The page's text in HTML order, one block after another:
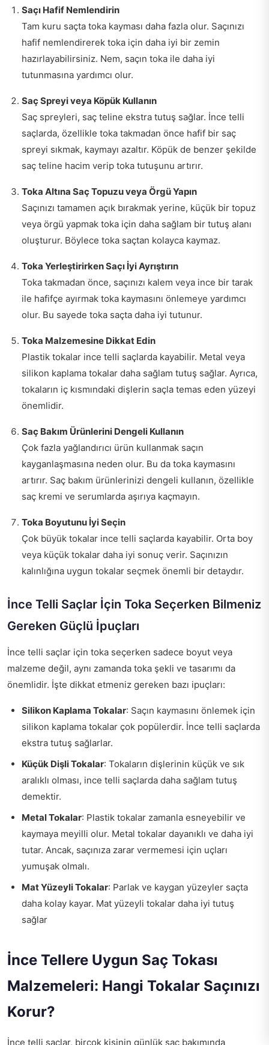
Saçı Hafif Nemlendirin
Tam kuru saçta toka kayması daha fazla olur. Saçınızı
hafif nemlendirerek toka için daha iyi bir zemin
hazırlayabilirsiniz. Nem, saçın toka ile daha iyi
tutunmasına yardımcı olur.
Saç Spreyi veya Köpük Kullanın
Saç spreyleri, saç teline ekstra tutuş sağlar. İnce telli
saçlarda, özellikle toka takmadan önce hafif bir saç
spreyi sıkmak, kaymayı azaltır. Köpük de benzer şekilde
saç teline hacim verip toka tutuşunu artırır.
Toka Altına Saç Topuzu veya Örgü Yapın
Saçınızı tamamen açık bırakmak yerine, küçük bir topuz
veya örgü yapmak toka için daha sağlam bir tutuş alanı
oluşturur. Böylece toka saçtan kolayca kaymaz.
Toka Yerleştirirken Saçı İyi Ayrıştırın
Toka takmadan önce, saçınızı kalem veya ince bir tarak
ile hafifçe ayırmak toka kaymasını önlemeye yardımcı
olur. Bu sayede toka saçta daha iyi tutunur.
Toka Malzemesine Dikkat Edin
Plastik tokalar ince telli saçlarda kayabilir. Metal veya
silikon kaplama tokalar daha sağlam tutuş sağlar. Ayrıca,
tokaların iç kısmındaki dişlerin saçla temas eden yüzeyi
önemlidir.
Saç Bakım Ürünlerini Dengeli Kullanın
Çok fazla yağlandırıcı ürün kullanmak saçın
kayganlaşmasına neden olur. Bu da toka kaymasını
artırır. Saç bakım ürünlerinizi dengeli kullanın, özellikle
saç kremi ve serumlarda aşırıya kaçmayın.
Toka Boyutunu İyi Seçin
Çok büyük tokalar ince telli saçlarda kayabilir. Orta boy
veya küçük tokalar daha iyi sonuç verir. Saçınızın
kalınlığına uygun tokalar seçmek önemli bir detaydır.
İnce Telli Saçlar İçin Toka Seçerken Bilmeniz
Gereken Güçlü İpuçları
İnce telli saçlar için toka seçerken sadece boyut veya
malzeme değil, aynı zamanda toka şekli ve tasarımı da
önemlidir. İşte dikkat etmeniz gereken bazı ipuçları:
Silikon Kaplama Tokalar: Saçın kaymasını önlemek için
silikon kaplama tokalar çok popülerdir. İnce telli saçlarda
ekstra tutuş sağlarlar.
Küçük Dişli Tokalar: Tokaların dişlerinin küçük ve sık
aralıklı olması, ince telli saçlarda daha sağlam tutuş
demektir.
Metal Tokalar: Plastik tokalar zamanla esneyebilir ve
kaymaya meyilli olur. Metal tokalar dayanıklı ve daha iyi
tutar. Ancak, saçınıza zarar vermemesi için uçları
yumuşak olmalı.
Mat Yüzeyli Tokalar: Parlak ve kaygan yüzeyler saçta
daha kolay kayar. Mat yüzeyli tokalar daha iyi tutuş
sağlar
İnce Tellere Uygun Saç Tokası
Malzemeleri: Hangi Tokalar Saçınızı
Korur?
İnce telli saçlar, birçok kişinin günlük saç bakımında